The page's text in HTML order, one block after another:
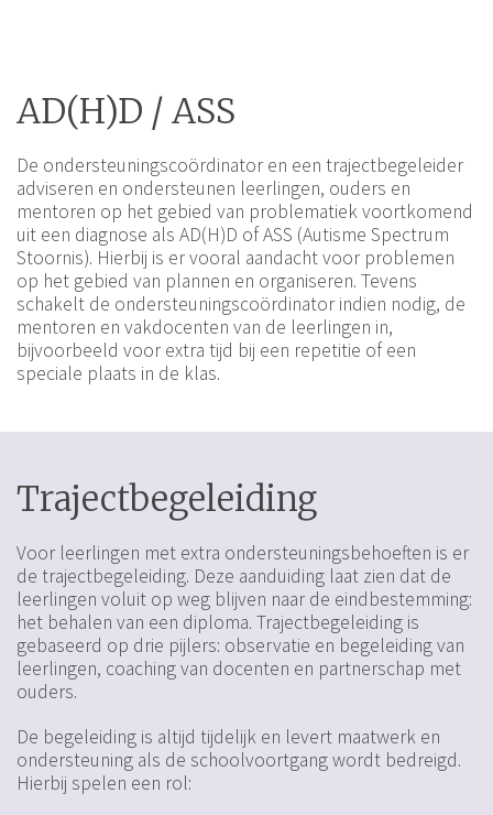
AD(H)D / ASS
De ondersteuningscoördinator en een trajectbegeleider
adviseren en ondersteunen leerlingen, ouders en
mentoren op het gebied van problematiek voortkomend
uit een diagnose als AD(H)D of ASS (Autisme Spectrum
Stoornis). Hierbij is er vooral aandacht voor problemen
op het gebied van plannen en organiseren. Tevens
schakelt de ondersteuningscoördinator indien nodig, de
mentoren en vakdocenten van de leerlingen in,
bijvoorbeeld voor extra tijd bij een repetitie of een
speciale plaats in de klas.
Trajectbegeleiding
Voor leerlingen met extra ondersteuningsbehoeften is er
de trajectbegeleiding. Deze aanduiding laat zien dat de
leerlingen voluit op weg blijven naar de eindbestemming:
het behalen van een diploma. Trajectbegeleiding is
gebaseerd op drie pijlers: observatie en begeleiding van
leerlingen, coaching van docenten en partnerschap met
ouders.
De begeleiding is altijd tijdelijk en levert maatwerk en
ondersteuning als de schoolvoortgang wordt bedreigd.
Hierbij spelen een rol: